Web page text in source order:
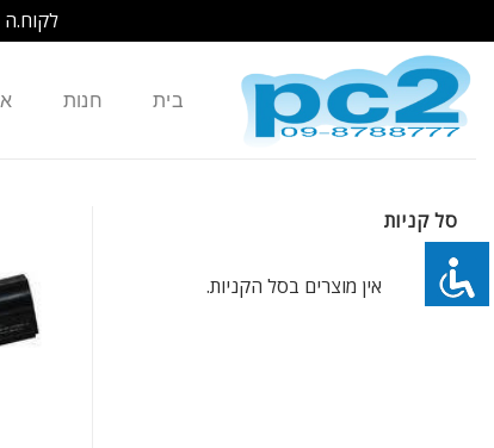
לקוח.ה
content
בית חנות
סל קניות
אין מוצרים בסל הקניות.